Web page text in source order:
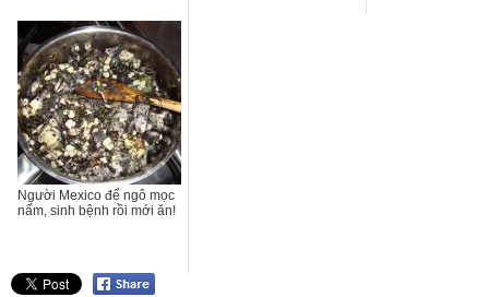
Người Mexico để ngô mọc
nấm, sinh bệnh rồi mới ăn!